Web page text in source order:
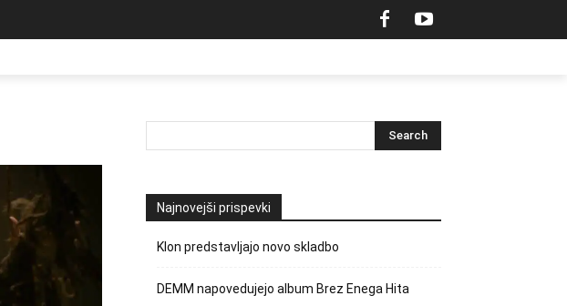
Najnovejši prispevki
Klon predstavljajo novo skladbo
DEMM napovedujejo album Brez Enega Hita